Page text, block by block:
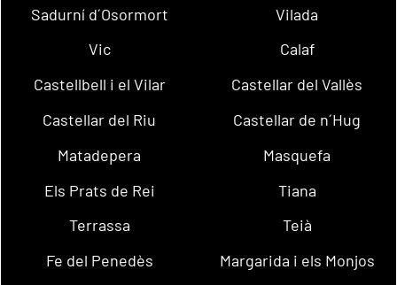
Sadurní d´Osormort
Vilada
Vic
Calaf
Castellbell i el Vilar
Castellar del Vallès
Castellar del Riu
Castellar de n´Hug
Matadepera
Masquefa
Els Prats de Rei
Tiana
Terrassa
Teià
Fe del Penedès
Margarida i els Monjos